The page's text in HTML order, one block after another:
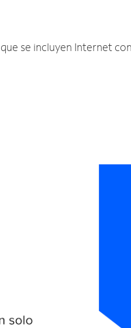
se incluyen Internet